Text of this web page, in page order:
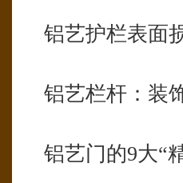
铝艺护栏表面
铝艺栏杆：装
铝艺门的9大“